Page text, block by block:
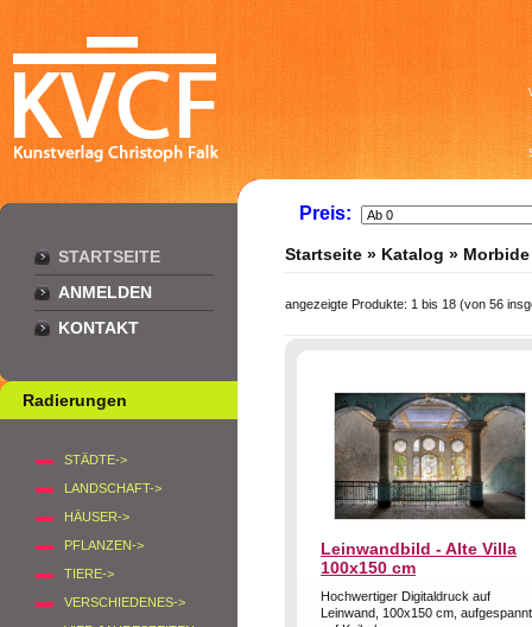
STARTSEITE
ANMELDEN
KONTAKT
Radierungen
STÄDTE->
LANDSCHAFT->
HÄUSER->
PFLANZEN->
TIERE->
VERSCHIEDENES->
Preis:
Startseite » Katalog »
angezeigte Produkte: 1 bis 18 (von 56
Leinwandbild - Alte Villa
100x150 cm
Hochwertiger Digitaldruck auf
Leinwand, 100x150 cm, aufgespannt